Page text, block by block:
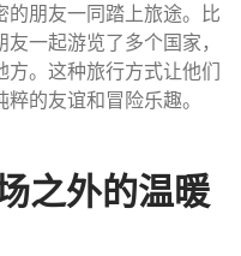
的朋友一同踏上旅途。比
一起游览了多个国家，
方。这种旅行方式让他们
的友谊和冒险乐趣。
之外的温暖